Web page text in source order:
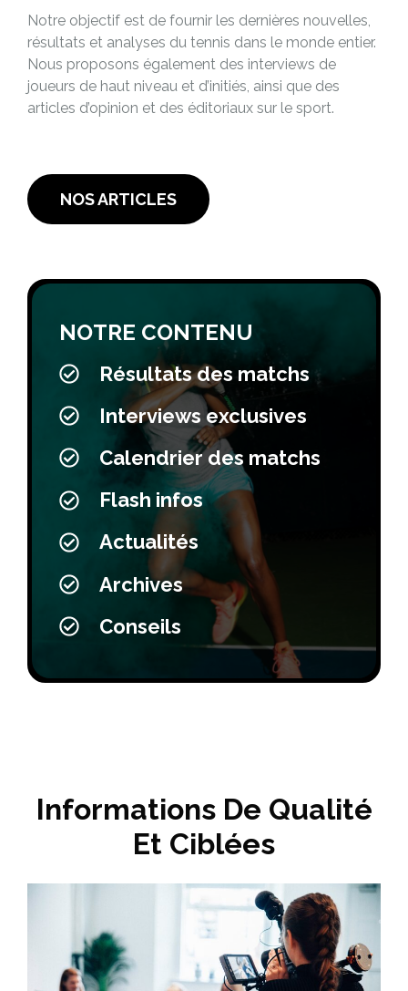
Notre objectif est de fournir les dernières nouvelles,
résultats et analyses du tennis dans le monde entier.
Nous proposons également des interviews de
joueurs de haut niveau et d’initiés, ainsi que des
articles d’opinion et des éditoriaux sur le sport.
NOS ARTICLES
NOTRE CONTENU
Résultats des matchs
Interviews exclusives
Calendrier des matchs
Flash infos
Actualités
Archives
Conseils
Informations De Qualité
Et Ciblées